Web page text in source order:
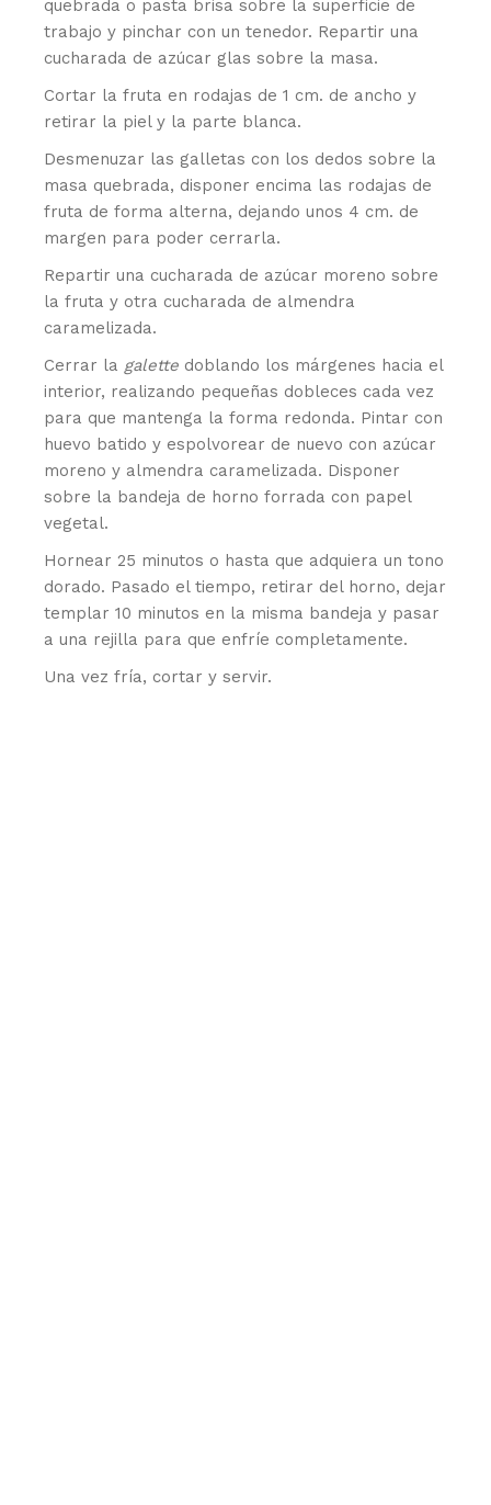
quebrada o pasta brisa sobre la superficie de
trabajo y pinchar con un tenedor. Repartir una
cucharada de azúcar glas sobre la masa.
Cortar la fruta en rodajas de 1 cm. de ancho y
retirar la piel y la parte blanca.
Desmenuzar las galletas con los dedos sobre la
masa quebrada, disponer encima las rodajas de
fruta de forma alterna, dejando unos 4 cm. de
margen para poder cerrarla.
Repartir una cucharada de azúcar moreno sobre
la fruta y otra cucharada de almendra
caramelizada.
Cerrar la galette doblando los márgenes hacia el
interior, realizando pequeñas dobleces cada vez
para que mantenga la forma redonda. Pintar con
huevo batido y espolvorear de nuevo con azúcar
moreno y almendra caramelizada. Disponer
sobre la bandeja de horno forrada con papel
vegetal.
Hornear 25 minutos o hasta que adquiera un tono
dorado. Pasado el tiempo, retirar del horno, dejar
templar 10 minutos en la misma bandeja y pasar
a una rejilla para que enfríe completamente.
Una vez fría, cortar y servir.